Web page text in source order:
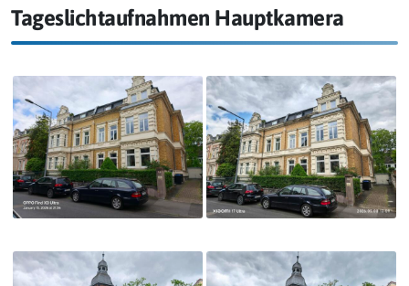
Tageslichtaufnahmen Hauptkamera